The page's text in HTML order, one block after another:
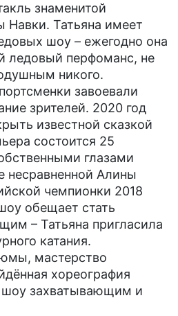
знаменитой
Навки. Татьяна имеет
шоу – ежегодно она
ледовый перфоманс, не
никого.
завоевали
зрителей. 2020 год
известной сказкой
состоится 25
глазами
несравненной Алины
чемпионки 2018
обещает стать
– Татьяна пригласила
катания.
мастерство
хореография
шоу захватывающим и